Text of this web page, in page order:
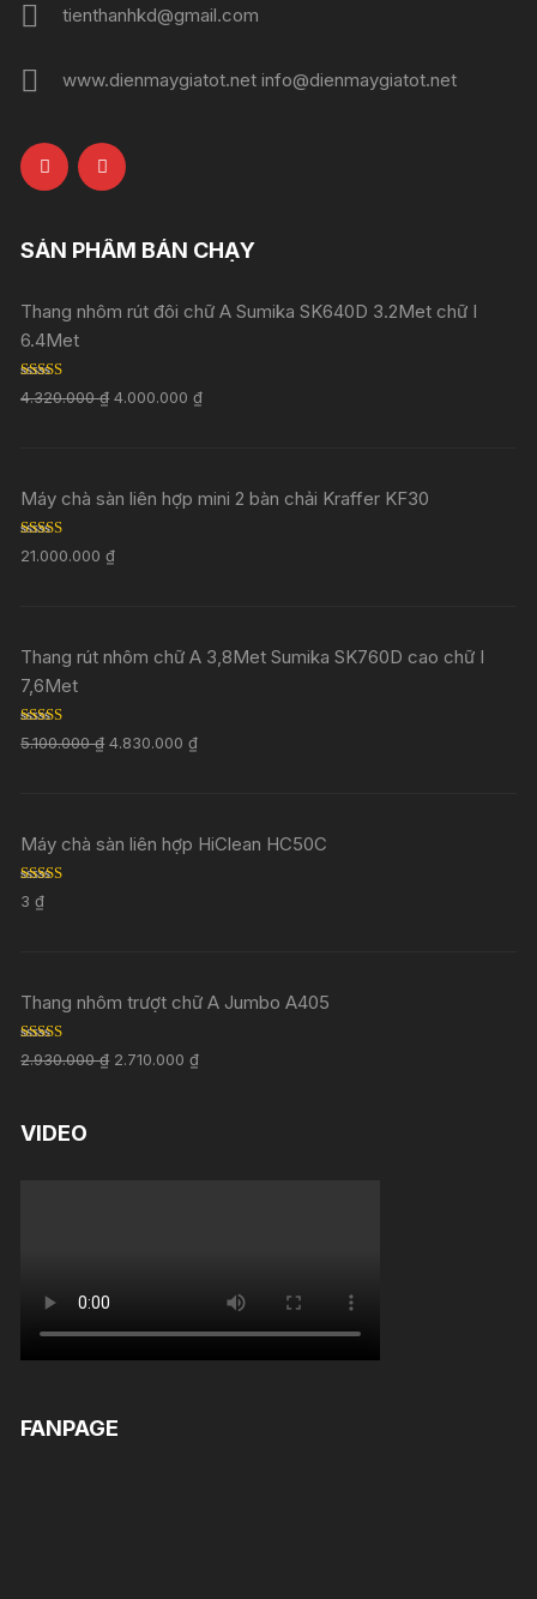
tienthanhkd@gmail.com
www.dienmaygiatot.net info@dienmaygiatot.net
SẢN PHẨM BÁN CHẠY
Thang nhôm rút đôi chữ A Sumika SK640D 3.2Met chữ I
6.4Met
Rated 5.00
out of 5
4.320.000₫ 4.000.000₫
Máy chà sàn liên hợp mini 2 bàn chải Kraffer KF30
Rated5.00
out of 5
21.000.000₫
Thang rút nhôm chữ A 3,8Met Sumika SK760D cao chữ I
7,6Met
Rated5.00
out of 5
5.100.000₫ 4.830.000₫
Máy chà sàn liên hợp HiClean HC50C
Rated
out of 5
3₫
Thang nhôm trượt chữ A Jumbo A405
Rated 5.00
out of 5
2.930.000₫ 2.710.000₫
VIDEO
FANPAGE